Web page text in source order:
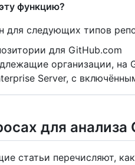
функцию?
для следующих типов
для GitHub.com
организации, на
Server, с
для анализа
статьи перечисляют,